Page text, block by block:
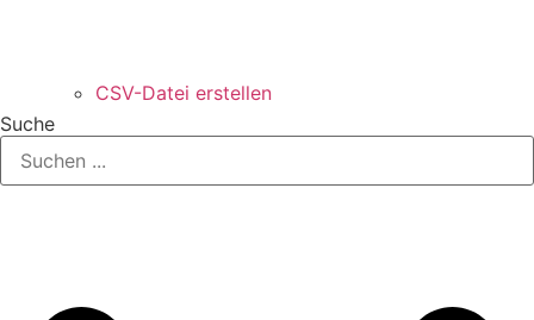
CSV-Datei erstellen
Suche